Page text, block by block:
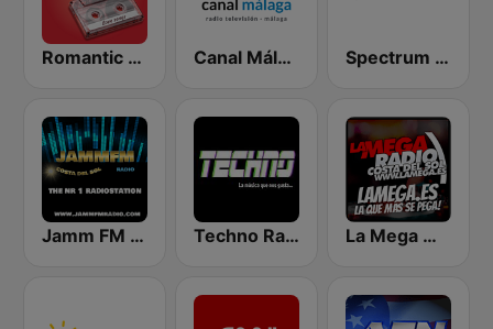
Romantic Vibes Canal Málaga Spectrum FM - Marbella
Jamm FM Radio Techno Radio La Mega Malaga